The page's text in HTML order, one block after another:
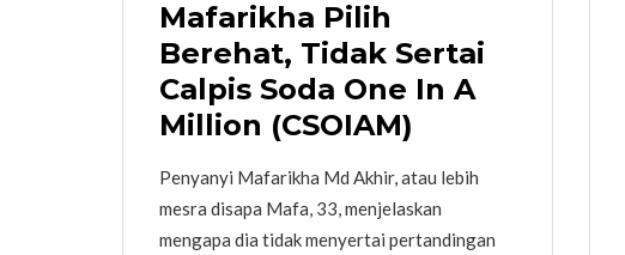
Mafarikha Pilih
Berehat, Tidak Sertai
Calpis Soda One In A
Million (CSOIAM)
Penyanyi Mafarikha Md Akhir, atau lebih
mesra disapa Mafa, 33, menjelaskan
mengapa dia tidak menyertai pertandingan